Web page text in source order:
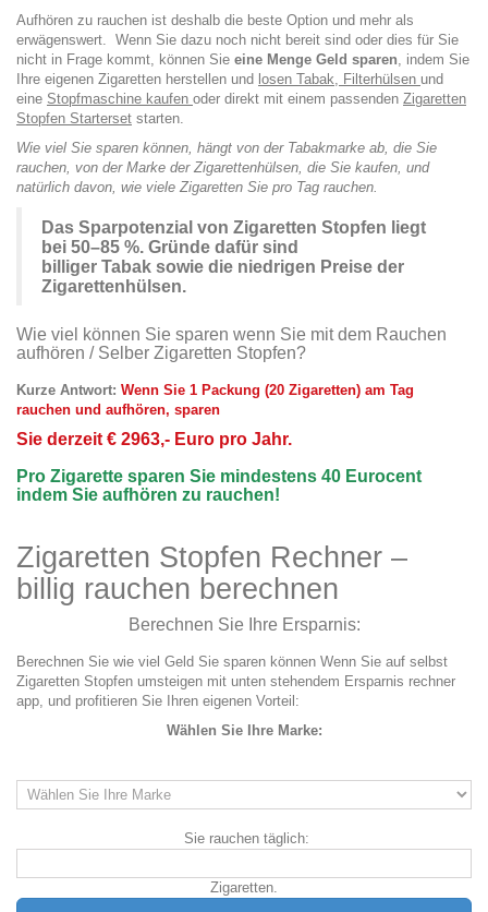
Aufhören zu rauchen ist deshalb die beste Option und mehr als
erwägenswert. Wenn Sie dazu noch nicht bereit sind oder dies für Sie
nicht in Frage kommt, können Sie eine Menge Geld sparen , indem Sie
Ihre eigenen Zigaretten herstellen und losen Tabak Filterhülsen und
eine Stopfmaschine kaufen oder direkt mit einem passenden Zigaretten
Stopfen Starterset starten.
Wie viel Sie sparen können, hängt von der Tabakmarke ab, die Sie
rauchen, von der Marke der Zigarettenhülsen, die Sie kaufen, und
natürlich davon, wie viele Zigaretten Sie pro Tag rauchen.
Das Sparpotenzial von Zigaretten Stopfen liegt
bei 50–85 %. Gründe dafür sind
billiger Tabak sowie die niedrigen Preise der
Zigarettenhülsen.
Wie viel können Sie sparen wenn Sie mit dem Rauchen
aufhören / Selber Zigaretten Stopfen?
Kurze Antwort: Wenn Sie 1 Packung (20 Zigaretten) am Tag
rauchen und aufhören, sparen
Sie derzeit € 2963,- Euro pro Jahr.
Pro Zigarette sparen Sie mindestens 40 Eurocent
indem Sie aufhören zu rauchen!
Zigaretten Stopfen Rechner –
billig rauchen berechnen
Berechnen Sie Ihre Ersparnis:
Berechnen Sie wie viel Geld Sie sparen können Wenn Sie auf selbst
Zigaretten Stopfen umsteigen mit unten stehendem Ersparnis rechner
app, und profitieren Sie Ihren eigenen Vorteil:
Wählen Sie Ihre Marke:
Sie rauchen täglich:
Zigaretten.